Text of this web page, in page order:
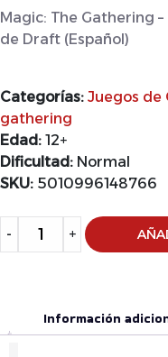
Magic: The Gathering
de Draft (Español)
Categorías: Juegos de
gathering
Edad: 12+
Dificultad: Normal
SKU: 5010996148766
- +
Alternative:
Información